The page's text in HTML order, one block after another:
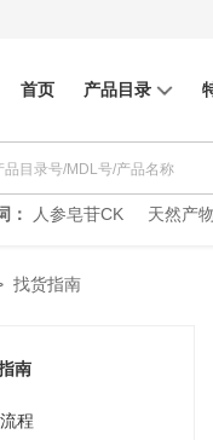
首页 产品目录
： 人参皂苷CK 天然产物
找货指南
南
程